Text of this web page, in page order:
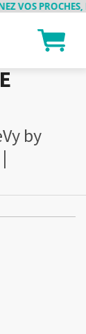
PROCHES, ET
by